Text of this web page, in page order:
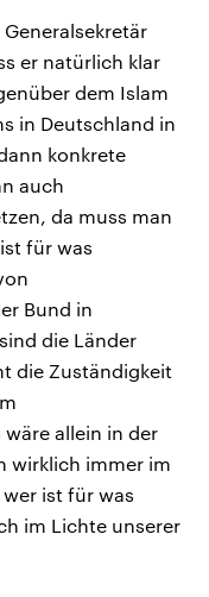
er natürlich klar
dem Islam
in Deutschland in
konkrete
auch
da muss man
für was
Bund in
die Länder
die Zuständigkeit
allein in der
wirklich immer im
ist für was
im Lichte unserer